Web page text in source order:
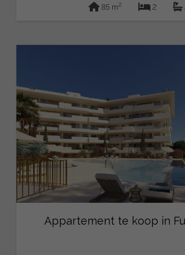
85 m2 2
Appartement te koop in